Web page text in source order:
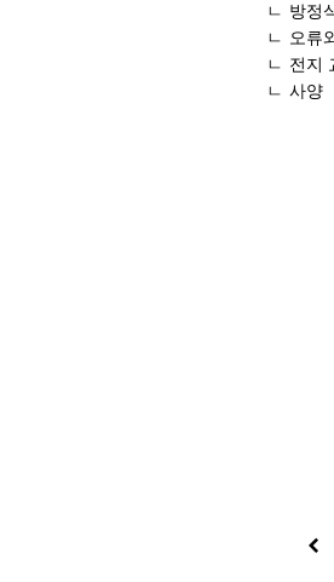
ㄴ 방정
ㄴ 오류
ㄴ 전지
ㄴ 사양